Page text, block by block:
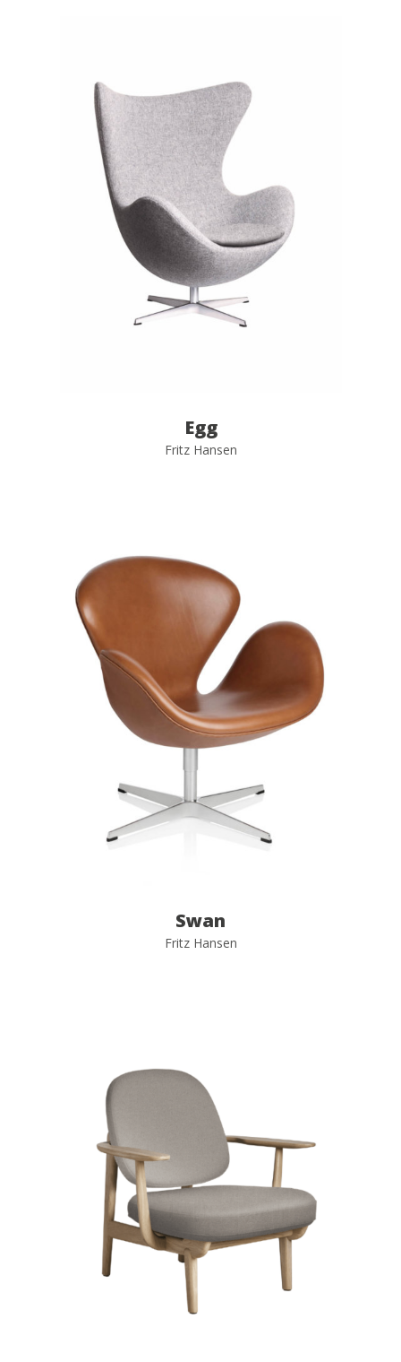
Egg
Fritz Hansen
Swan
Fritz Hansen